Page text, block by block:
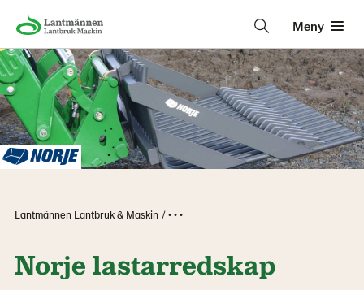
Meny
Lantmännen Lantbruk & Maskin • • •
Norje lastarredskap